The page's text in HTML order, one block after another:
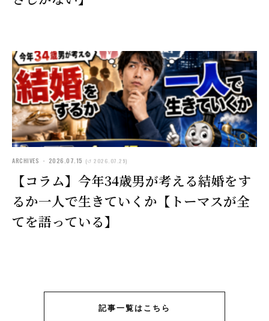
ARCHIVES ・ 2026.07.15 (↺ 2026.07.29)
【コラム】今年34歳男が考える結婚をす
るか一人で生きていくか【トーマスが全
てを語っている】
記事一覧はこちら